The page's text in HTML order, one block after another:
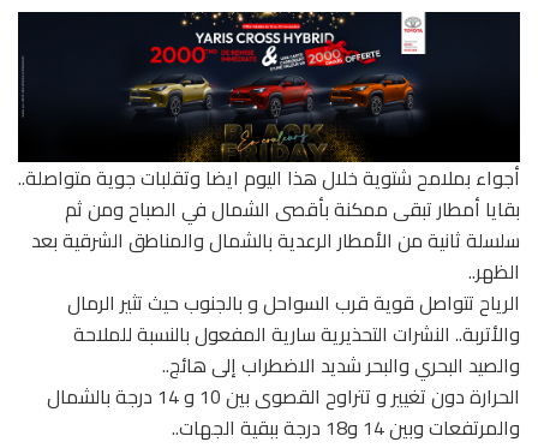
أجواء بملامح شتوية خلال هذا اليوم ايضا وتقلبات جوية متواصلة..
بقايا أمطار تبقى ممكنة بأقصى الشمال في الصباح ومن ثم
سلسلة ثانية من الأمطار الرعدية بالشمال والمناطق الشرقية بعد
الظهر..
الرياح تتواصل قوية قرب السواحل و بالجنوب حيث تثير الرمال
والأتربة.. النشرات التحذيرية سارية المفعول بالنسبة للملاحة
والصيد البحري والبحر شديد الاضطراب إلى هائج..
الحرارة دون تغيير و تتراوح القصوى بين 10 و 14 درجة بالشمال
والمرتفعات وبين 14 و18 درجة ببقية الجهات..